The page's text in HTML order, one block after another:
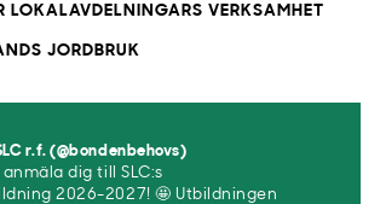
LOKALAVDELNINGARS VERKSAMHET
JORDBRUK
r.f. (@bondenbehovs)
dig till SLC:s
2026-2027! 🤩 Utbildningen